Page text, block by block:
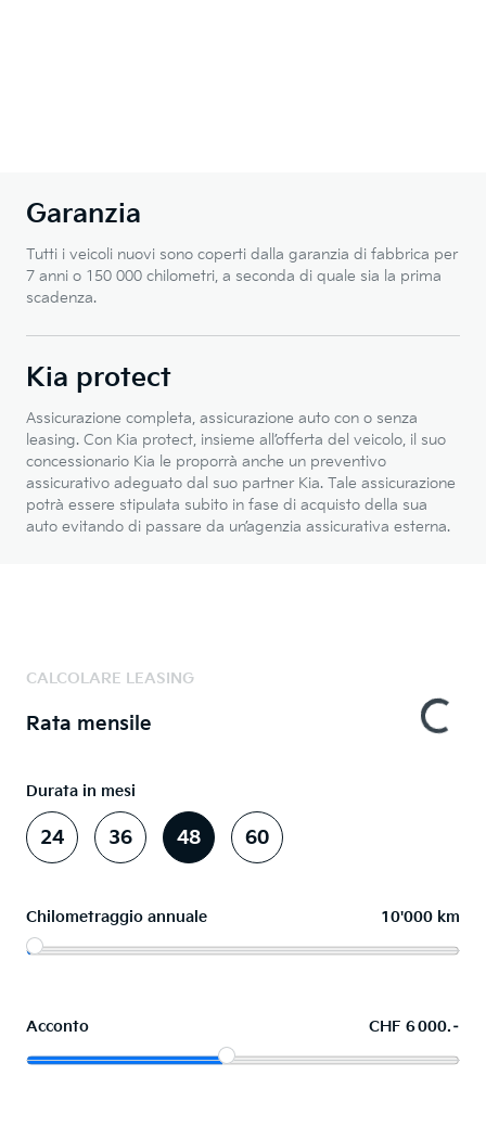
Garanzia
Tutti i veicoli nuovi sono coperti dalla garanzia di fabbrica per
7 anni o 150 000 chilometri, a seconda di quale sia la prima
scadenza.
Kia protect
Assicurazione completa, assicurazione auto con o senza
leasing. Con Kia protect, insieme all’offerta del veicolo, il suo
concessionario Kia le proporrà anche un preventivo
assicurativo adeguato dal suo partner Kia. Tale assicurazione
potrà essere stipulata subito in fase di acquisto della sua
auto evitando di passare da un’agenzia assicurativa esterna.
CALCOLARE LEASING
Rata mensile
Durata in mesi
24 36 48 60
Chilometraggio annuale 10'000 km
Acconto CHF 6 000.–